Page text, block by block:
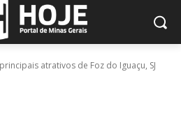
atrativos de Foz do Iguaçu, SJ